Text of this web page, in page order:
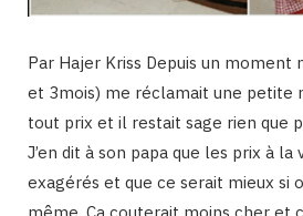
Par Hajer Kriss Depuis un moment
et 3mois) me réclamait une petite
tout prix et il restait sage rien que
J’en dit à son papa que les prix à
exagérés et que ce serait mieux si
même. Ca couterait moins cher et